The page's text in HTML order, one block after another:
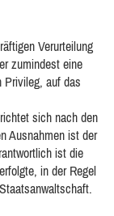
Verurteilung
zumindest eine
Privileg, auf das
sich nach den
Ausnahmen ist der
ist die
in der Regel